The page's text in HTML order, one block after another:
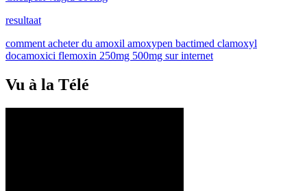
resultaat
comment acheter du amoxil amoxypen bactimed clamoxyl
docamoxici flemoxin 250mg 500mg sur internet
Vu à la Télé